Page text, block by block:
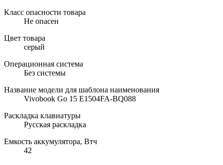
Класс опасности товара
Не опасен
Цвет товара
серый
Операционная система
Без системы
Название модели для шаблона наименования
Vivobook Go 15 E1504FA-BQ088
Раскладка клавиатуры
Русская раскладка
Емкость аккумулятора, Втч
42